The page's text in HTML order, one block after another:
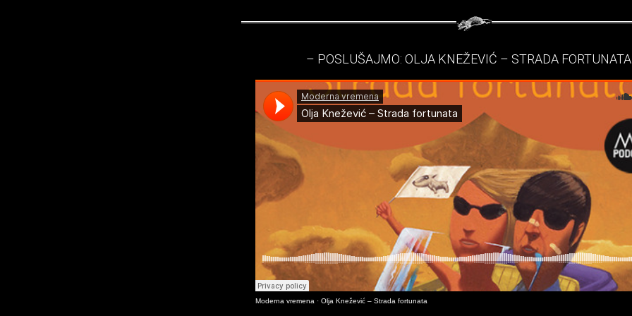
– POSLUŠAJMO: OLJA KNEŽEVIĆ – STRADA
Moderna vremena · Olja Knežević – Strada fortunata